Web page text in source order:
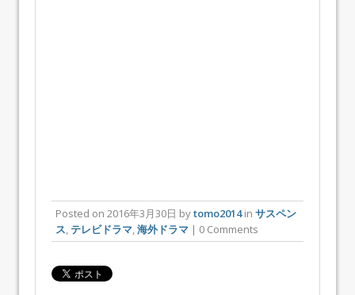
Posted on 2016年3月30日 bytomo2014in サスペン
ス, テレビドラマ,海外ドラマ | 0 Comments